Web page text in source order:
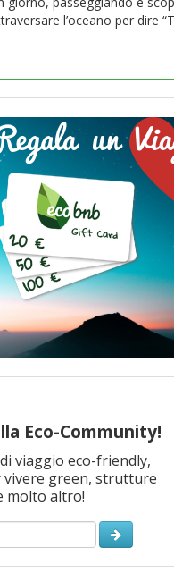
l’oceano per dire
Eco-Community!
viaggio eco-friendly,
vivere green, strutture
molto altro!